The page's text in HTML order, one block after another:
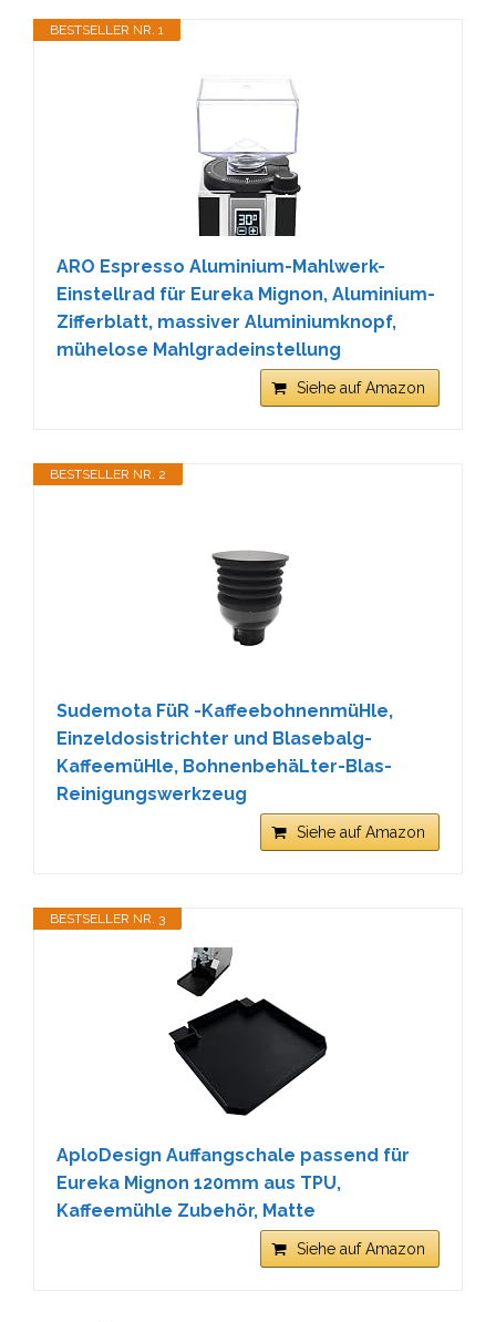
BESTSELLER NR. 1
ARO Espresso Aluminium-Mahlwerk-
Einstellrad für Eureka Mignon, Aluminium-
Zifferblatt, massiver Aluminiumknopf,
mühelose Mahlgradeinstellung
Siehe auf Amazon
BESTSELLER NR. 2
Sudemota FüR -KaffeebohnenmüHle,
Einzeldosistrichter und Blasebalg-
KaffeemüHle, BohnenbehäLter-Blas-
Reinigungswerkzeug
Siehe auf Amazon
BESTSELLER NR. 3
AploDesign Auffangschale passend für
Eureka Mignon 120mm aus TPU,
Kaffeemühle Zubehör, Matte
Siehe auf Amazon